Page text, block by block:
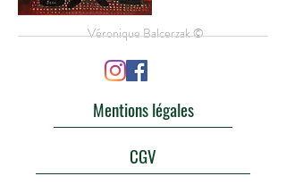
Véronique Balcerzak ©
Mentions légales
CGV